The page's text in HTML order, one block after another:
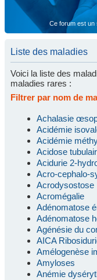
Ce forum est un
Liste des maladies
Voici la liste des
maladies rares :
Filtrer par nom de
Achalasie
Acidémie
Acidémie
Acidose
Acidurie 2-
Acro-cephalo-
Acrodysostose
Acromégalie
Adénomatose
Adénomatose
Agénésie du
AICA
Amélogenèse
Amyloses
Anémie